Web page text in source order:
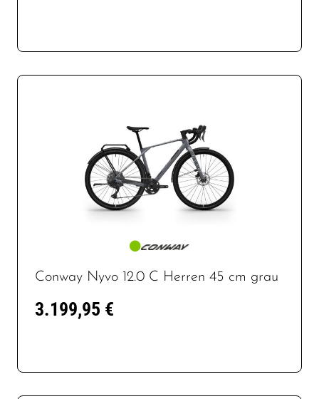
Conway Nyvo 12.0 C Herren 45 cm grau
3.199,95 €